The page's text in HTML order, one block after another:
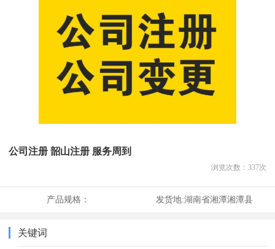
公司注册 韶山注册 服务周到
浏览次数： 337次
产品规格： 发货地:湖南省湘潭湘潭县
关键词